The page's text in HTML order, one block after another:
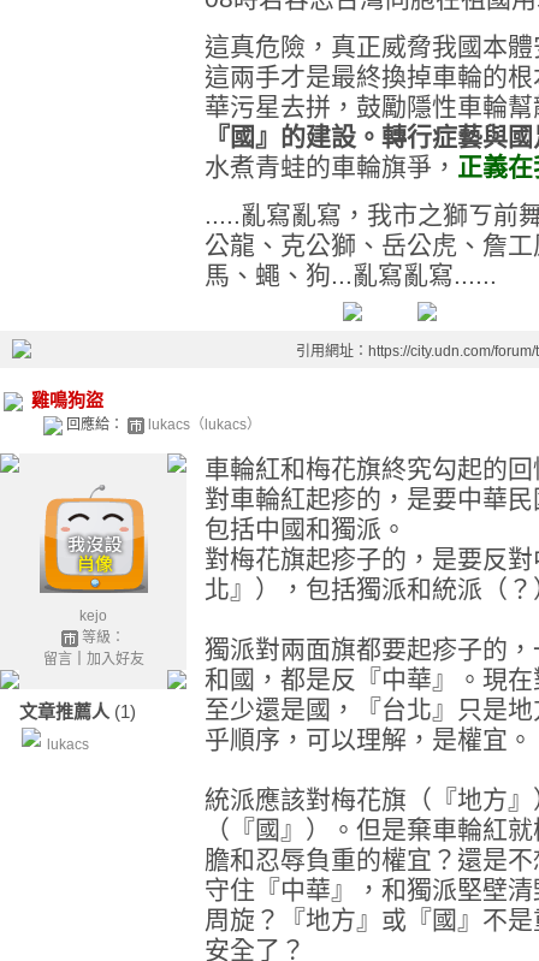
這真危險，真正威脅我國本
這兩手才是最終換掉車輪的
華污星去拼，鼓勵隱性車輪
『國』的建設。轉行症藝與
水煮青蛙的車輪旗爭， 正義
.....亂寫亂寫，我市之獅ㄎ前
公龍、克公獅、岳公虎、詹
馬、蠅、狗...亂寫亂寫......
引用網址：https://city.udn.com/
雞鳴狗盜
回應給： lukacs（lukacs）
kejo
等級：
留言｜ 加入好友
文章推薦人 (1)
lukacs
車輪紅和梅花旗終究勾起的
對車輪紅起疹的，是要中華
包括中國和獨派。
對梅花旗起疹子的，是要反
北』），包括獨派和統派（？
獨派對兩面旗都要起疹子的
和國，都是反『中華』。現
至少還是國，『台北』只是
乎順序，可以理解，是權宜。
統派應該對梅花旗（『地方
（『國』）。但是棄車輪紅
膽和忍辱負重的權宜？還是
守住『中華』，和獨派堅壁
周旋？『地方』或『國』不
安全了？